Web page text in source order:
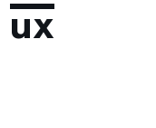
ux